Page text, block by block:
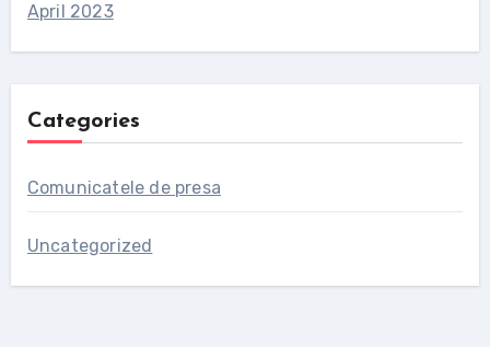
April 2023
Categories
Comunicatele de presa
Uncategorized